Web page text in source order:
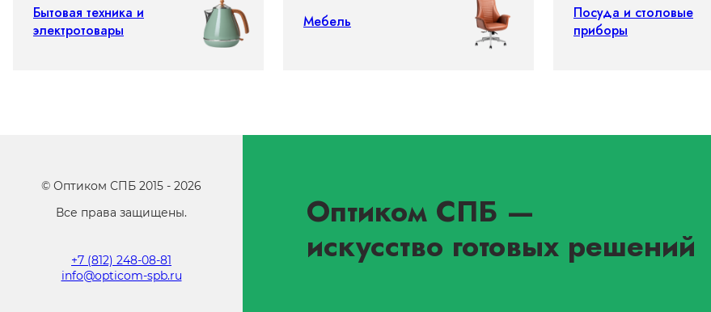
Бытовая техника и
электротовары
Мебель
Посуда и столовые
приборы
© Оптиком СПБ 2015 - 2026
Все права защищены.
+7 (812) 248-08-81
info@opticom-spb.ru
Оптиком СПБ —
искусство готовых решений